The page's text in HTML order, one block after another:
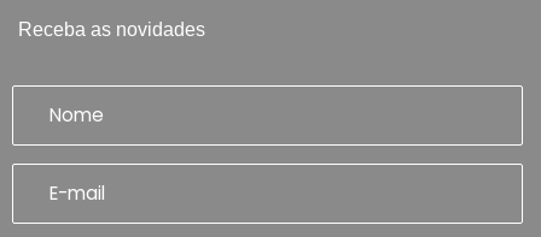
Receba as novidades